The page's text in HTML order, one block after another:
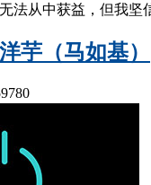
法从中获益，但我
芋（马如基）
0